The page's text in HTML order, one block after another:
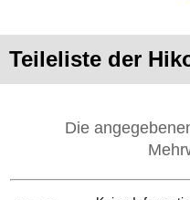
Teileliste der
Die